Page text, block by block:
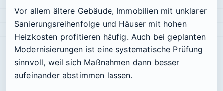
Vor allem ältere Gebäude, Immobilien mit unklarer
Sanierungsreihenfolge und Häuser mit hohen
Heizkosten profitieren häufig. Auch bei geplanten
Modernisierungen ist eine systematische Prüfung
sinnvoll, weil sich Maßnahmen dann besser
aufeinander abstimmen lassen.